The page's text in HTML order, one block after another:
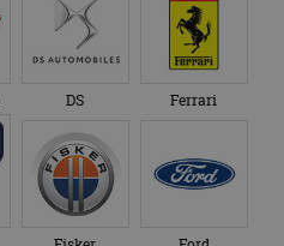
DS Ferrari